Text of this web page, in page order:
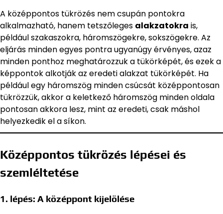
A középpontos tükrözés nem csupán pontokra
alkalmazható, hanem tetszőleges alakzatokra is,
például szakaszokra, háromszögekre, sokszögekre. Az
eljárás minden egyes pontra ugyanúgy érvényes, azaz
minden ponthoz meghatározzuk a tükörképét, és ezek a
képpontok alkotják az eredeti alakzat tükörképét. Ha
például egy háromszög minden csúcsát középpontosan
tükrözzük, akkor a keletkező háromszög minden oldala
pontosan akkora lesz, mint az eredeti, csak máshol
helyezkedik el a síkon.
Középpontos tükrözés lépései és
szemléltetése
1. lépés: A középpont kijelölése